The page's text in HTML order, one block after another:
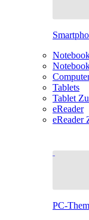
Tablets
Tablet
eReader
eReader
PC-